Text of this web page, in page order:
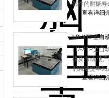
部件的耐振寿
查看详细
LD-XTP全自
LD-XTP全自
撞及振动,使
们就要提早知
查看详细